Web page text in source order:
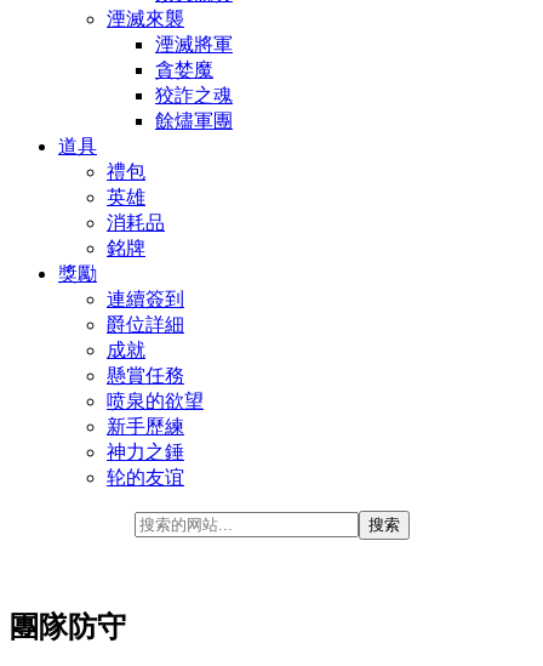
湮滅來襲
湮滅將軍
貪婪魔
狡詐之魂
餘燼軍團
道具
禮包
英雄
消耗品
銘牌
獎勵
連續簽到
爵位詳細
成就
懸賞任務
喷泉的欲望
新手歷練
神力之錘
轮的友谊
團隊防守